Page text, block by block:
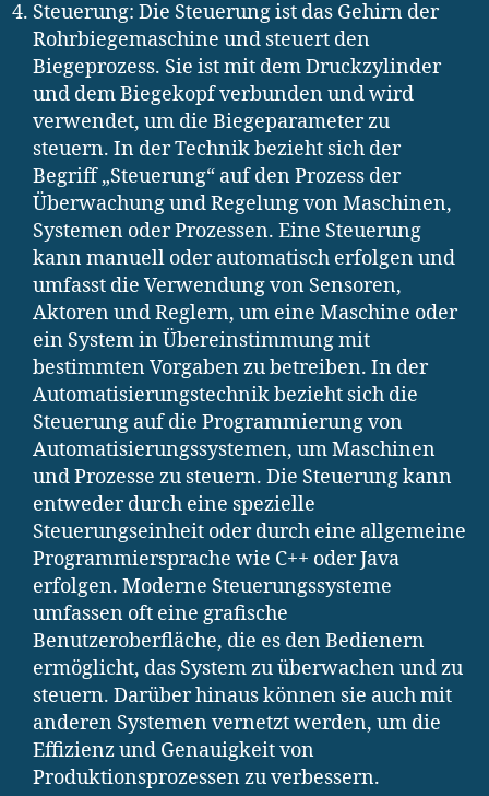
Steuerung: Die Steuerung ist das Gehirn der
Rohrbiegemaschine und steuert den
Biegeprozess. Sie ist mit dem Druckzylinder
und dem Biegekopf verbunden und wird
verwendet, um die Biegeparameter zu
steuern. In der Technik bezieht sich der
Begriff „Steuerung“ auf den Prozess der
Überwachung und Regelung von Maschinen,
Systemen oder Prozessen. Eine Steuerung
kann manuell oder automatisch erfolgen und
umfasst die Verwendung von Sensoren,
Aktoren und Reglern, um eine Maschine oder
ein System in Übereinstimmung mit
bestimmten Vorgaben zu betreiben. In der
Automatisierungstechnik bezieht sich die
Steuerung auf die Programmierung von
Automatisierungssystemen, um Maschinen
und Prozesse zu steuern. Die Steuerung kann
entweder durch eine spezielle
Steuerungseinheit oder durch eine allgemeine
Programmiersprache wie C++ oder Java
erfolgen. Moderne Steuerungssysteme
umfassen oft eine grafische
Benutzeroberfläche, die es den Bedienern
ermöglicht, das System zu überwachen und zu
steuern. Darüber hinaus können sie auch mit
anderen Systemen vernetzt werden, um die
Effizienz und Genauigkeit von
Produktionsprozessen zu verbessern.